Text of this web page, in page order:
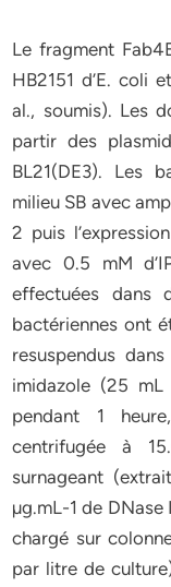
Le fragment
HB2151 d’E. coli
al., soumis). Les
partir des
BL21(DE3). Les
milieu SB avec
2 puis
avec 0.5 mM
effectuées dans
bactériennes ont
resuspendus
imidazole (25
pendant 1
centrifugée à
surnageant
µg.mL-1 de
chargé sur
par litre de